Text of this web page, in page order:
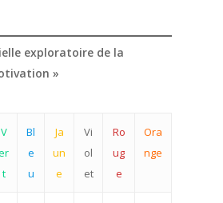
exploratoire de la
»
V
t
Bl
e
u
Ja
un
e
Vi
ol
et
Ro
ug
e
Ora
nge
Annuaire des
Franck Jullien,
modèle
Articles